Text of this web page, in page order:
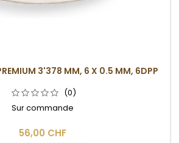
3'378 MM, 6 X 0.5 MM, 6DPP
(0)
Sur commande
56,00 CHF